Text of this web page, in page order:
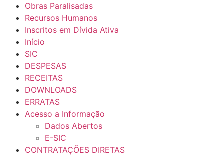
Obras Paralisadas
Recursos Humanos
Inscritos em Dívida Ativa
Início
SIC
DESPESAS
RECEITAS
DOWNLOADS
ERRATAS
Acesso a Informação
Dados Abertos
E-SIC
CONTRATAÇÕES DIRETAS